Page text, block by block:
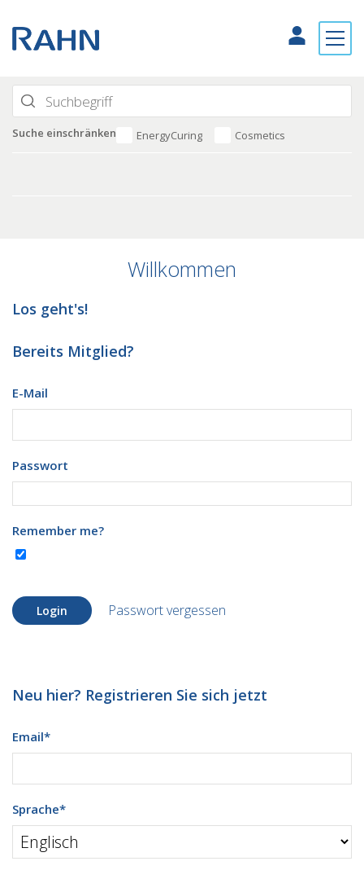
Suche einschränken EnergyCuring Cosmetics
Willkommen
Los geht's!
Bereits Mitglied?
E-Mail
Passwort
Remember me?
Login Passwort vergessen
Neu hier? Registrieren Sie sich jetzt
Email*
Sprache*